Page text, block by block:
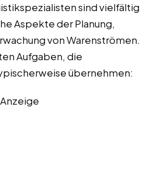
sind vielfältig
Aspekte der Planung,
von Warenströmen.
Aufgaben, die
übernehmen:
Anzeige